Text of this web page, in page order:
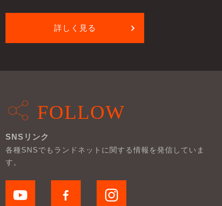
詳しく見る
FOLLOW
SNSリンク
各種SNSでもランドネットに関する情報を発信していま
す。